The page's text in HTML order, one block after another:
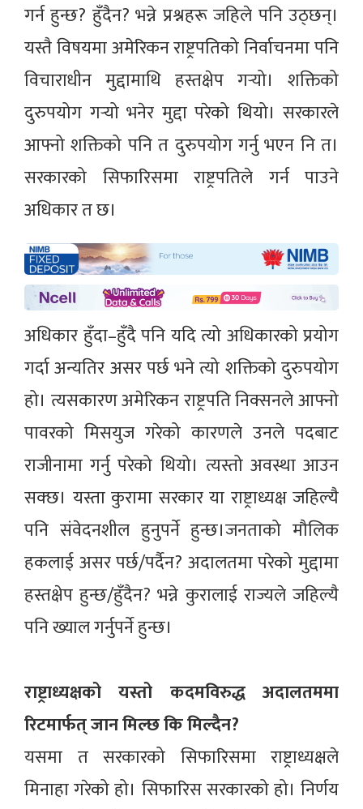
गर्न हुन्छ? हुँदैन? भन्ने प्रश्नहरू जहिले पनि उठ्छन्।
यस्तै विषयमा अमेरिकन राष्ट्रपतिको निर्वाचनमा पनि
विचाराधीन मुद्दामाथि हस्तक्षेप गर्‍यो। शक्तिको
दुरुपयोग गर्‍यो भनेर मुद्दा परेको थियो। सरकारले
आफ्नो शक्तिको पनि त दुरुपयोग गर्नु भएन नि त।
सरकारको सिफारिसमा राष्ट्रपतिले गर्न पाउने
अधिकार त छ।
अधिकार हुँदा–हुँदै पनि यदि त्यो अधिकारको प्रयोग
गर्दा अन्यतिर असर पर्छ भने त्यो शक्तिको दुरुपयोग
हो। त्यसकारण अमेरिकन राष्ट्रपति निक्सनले आफ्नो
पावरको मिसयुज गरेको कारणले उनले पदबाट
राजीनामा गर्नु परेको थियो। त्यस्तो अवस्था आउन
सक्छ। यस्ता कुरामा सरकार या राष्ट्राध्यक्ष जहिल्यै
पनि संवेदनशील हुनुपर्ने हुन्छ।जनताको मौलिक
हकलाई असर पर्छ/पर्दैन? अदालतमा परेको मुद्दामा
हस्तक्षेप हुन्छ/हुँदैन? भन्ने कुरालाई राज्यले जहिल्यै
पनि ख्याल गर्नुपर्ने हुन्छ।
राष्ट्राध्यक्षको यस्तो कदमविरुद्ध अदालतममा
रिटमार्फत् जान मिल्छ कि मिल्दैन?
यसमा त सरकारको सिफारिसमा राष्ट्राध्यक्षले
मिनाहा गरेको हो। सिफारिस सरकारको हो। निर्णय